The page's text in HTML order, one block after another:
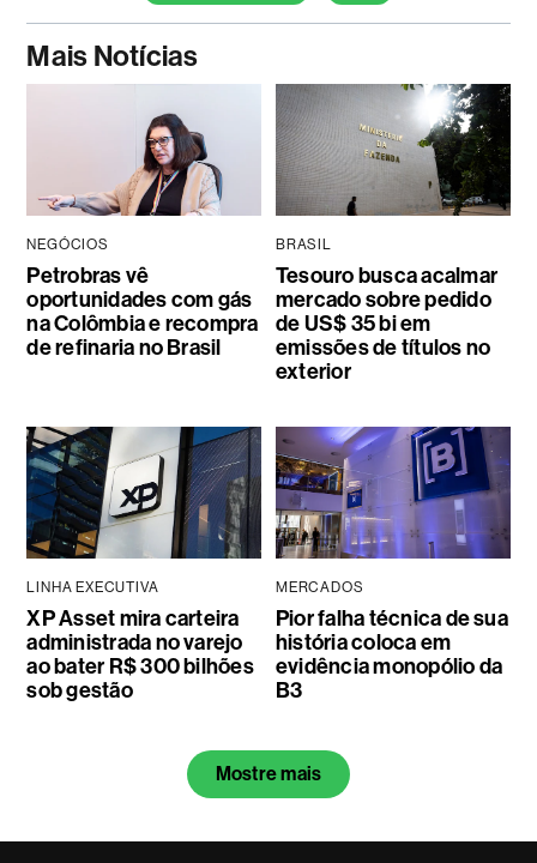
Mais Notícias
NEGÓCIOS
Petrobras vê
oportunidades com gás
na Colômbia e recompra
de refinaria no Brasil
BRASIL
Tesouro busca acalmar
mercado sobre pedido
de US$ 35 bi em
emissões de títulos no
exterior
LINHA EXECUTIVA
XP Asset mira carteira
administrada no varejo
ao bater R$ 300 bilhões
sob gestão
MERCADOS
Pior falha técnica de sua
história coloca em
evidência monopólio da
B3
Mostre mais